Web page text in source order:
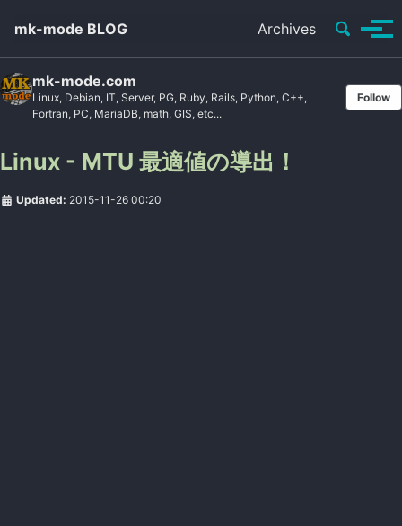
mk-mode BLOG Archives Toggle
mk-mode.com
Linux, Debian, IT, Server, PG, Ruby, Rails, Python, C++,
Fortran, PC, MariaDB, math, GIS, etc...
Follow
Linux - MTU 最適値の導出！
Updated: 2015-11-26 00:20